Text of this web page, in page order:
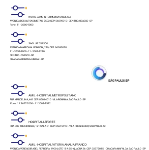
NOTRE DAME INTERMEDICA SAUDE S A
AVENIDA DOS AUTONOMISTAS, 2502 CEP: 06090010 - CENTRO; OSASCO - SP
Fone: 11 - 3606-9000
SAO LUIZ OSASCO
AVENIDA MARECHAL RONDON, 299, CEP: 06093020
11 - 3652-8000 - 11 - 3003-3230
CENTRO - OSASCO - SP
CHACARA URBANAJUNDIAI - SP
SÃO PAULO | SP
AMIL - HOSPITAL METROPOLITANO
RUA MARCELINA, 441 CEP: 05044010 - VILA ROMANA; SAO PAULO - SP
Fone: 11 3677-2000 - 11 3003-2592
HOSPITAL LEFORTE
RUA DOS TRES IRMAOS, 121 SALA 01 CEP: 05615190 - VILA PROGREDIOR; SAO PAULO - SP
AMIL - HOSPITAL VITORIA ANALIA FRANCO
AVENIDA VEREADOR ABEL FERREIRA, 1900 LOTE 18 A 35 - QUADRA 36 CEP: 03372015 - CHACARA MAFALDA; SAO PAULO - SP